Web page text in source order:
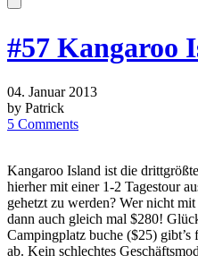
#57 Kangaroo
04. Januar 2013
by Patrick
5 Comments
Kangaroo Island ist die
hierher mit einer 1-2 Tagestour
gehetzt zu werden? Wer nicht
dann auch gleich mal $280!
Campingplatz buche ($25)
ab. Kein schlechtes